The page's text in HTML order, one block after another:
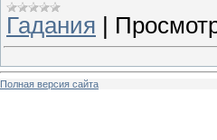
Гадания |
Полная версия сайта